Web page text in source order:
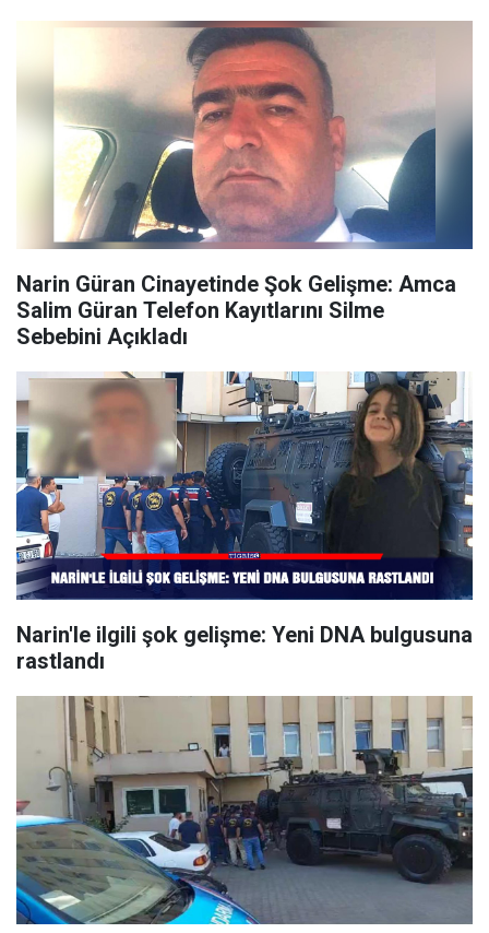
Narin Güran Cinayetinde Şok Gelişme: Amca
Salim Güran Telefon Kayıtlarını Silme
Sebebini Açıkladı
Narin'le ilgili şok gelişme: Yeni DNA bulgusuna
rastlandı